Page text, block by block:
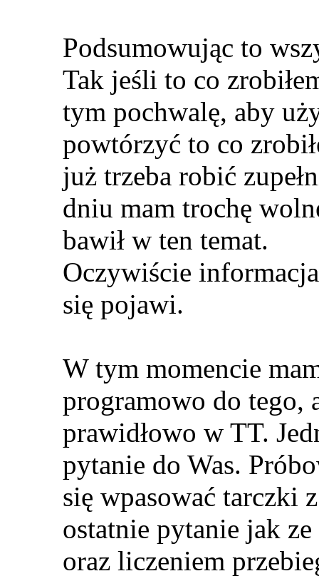
Podsumowując to
Tak jeśli to co
tym pochwalę, aby
powtórzyć to co
już trzeba robić
dniu mam trochę
bawił w ten temat.
Oczywiście
się pojawi.
W tym momencie
programowo do tego,
prawidłowo w TT.
pytanie do Was.
się wpasować tarczki
ostatnie pytanie jak
oraz liczeniem